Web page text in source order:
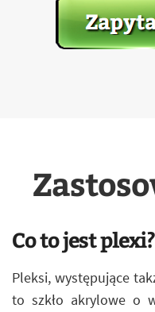
Co to jest plexi?
Pleksi, występujące
to szkło akrylowe o